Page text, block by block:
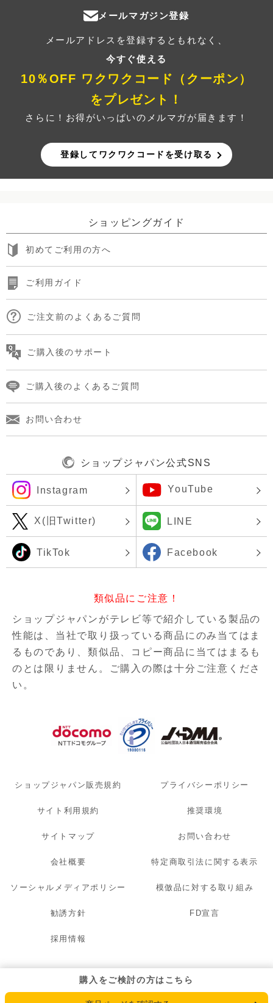
購入をご検討の方はこちら
メールマガジン登録
メールアドレスを登録するともれなく、
今すぐ使える
10％OFF ワクワクコード（クーポン）
をプレゼント！
さらに！お得がいっぱいのメルマガが届きます！
登録してワクワクコードを受け取る
ショッピングガイド
初めてご利用の方へ
ご利用ガイド
ご注文前のよくあるご質問
ご購入後のサポート
ご購入後のよくあるご質問
お問い合わせ
ショップジャパン公式SNS
Instagram YouTube
X(旧Twitter) LINE
TikTok Facebook
類似品にご注意！
ショップジャパンがテレビ等で紹介している製品の
性能は、当社で取り扱っている商品にのみ当てはま
るものであり、類似品、コピー商品に当てはまるも
のとは限りません。ご購入の際は十分ご注意くださ
い。
ショップジャパン販売規約 プライバシーポリシー
サイト利用規約 推奨環境
サイトマップ お問い合わせ
会社概要 特定商取引法に関する表示
ソーシャルメディアポリシー 模倣品に対する取り組み
勧誘方針 FD宣言
採用情報
© 2007 - 2026 OAK LAWN MARKETING. INC. All Rights Reserved.